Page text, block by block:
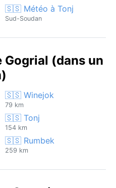
🇸🇸 Météo à Tonj
Sud-Soudan
(dans un
🇸🇸 Winejok
79 km
🇸🇸 Tonj
154 km
🇸🇸 Rumbek
259 km